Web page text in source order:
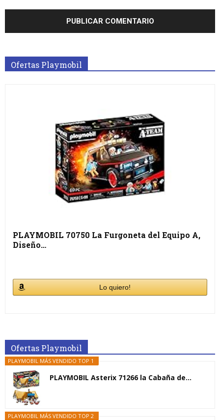
Ofertas Playmobil
PLAYMOBIL 70750 La Furgoneta del Equipo A,
Diseño…
Lo quiero!
Ofertas Playmobil
PLAYMOBIL MÁS VENDIDO TOP 1
PLAYMOBIL Asterix 71266 la Cabaña de...
PLAYMOBIL MÁS VENDIDO TOP 2